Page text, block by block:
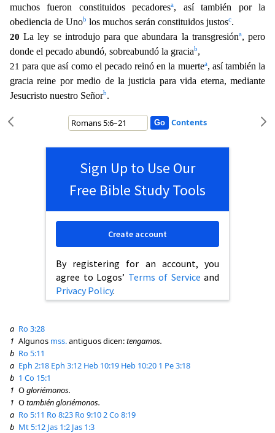
muchos fueron constituidos pecadoresa, así también por la
obediencia de Unob los muchos serán constituidos justosc.
20 La ley se introdujo para que abundara la transgresióna, pero
donde el pecado abundó, sobreabundó la graciab,
21 para que así como el pecado reinó en la muertea, así también la
gracia reine por medio de la justicia para vida eterna, mediante
Jesucristo nuestro Señorb.
Contents
Sign Up to Use Our
Free Bible Study Tools
By registering for an account, you
agree to Logos’ Terms of Service and
Privacy Policy.
Create account
a Ro 3:28
1 Algunos mss.antiguos dicen:tengamos.
b Ro 5:11
a Eph 2:18 Eph 3:12 Heb 10:19 Heb 10:20 1 Pe 3:18
b 1 Co 15:1
1 Ogloriémonos.
1 Otambién gloriémonos.
a Ro 5:11 Ro 8:23 Ro 9:102 Co 8:19
b Mt 5:12 Jas 1:2 Jas 1:3